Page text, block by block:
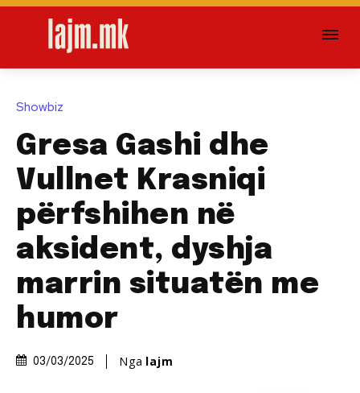
Showbiz
Gresa Gashi dhe
Vullnet Krasniqi
përfshihen në
aksident, dyshja
marrin situatën me
humor
03/03/2025 Nga lajm